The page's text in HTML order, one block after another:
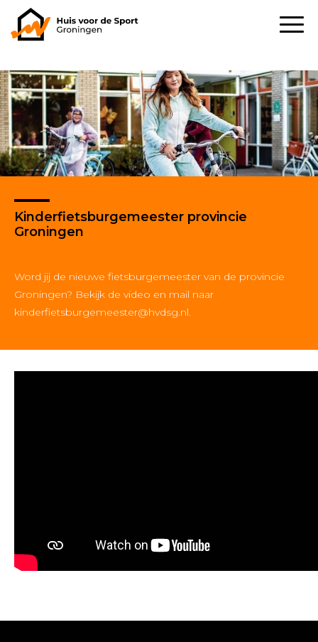
Kinderfietsburgemeester provincie
Groningen
Word jij de nieuwe fietsburgemeester van de provincie
Groningen? Bekijk de video en mail naar
kinderfietsburgemeester@hvdsg.nl